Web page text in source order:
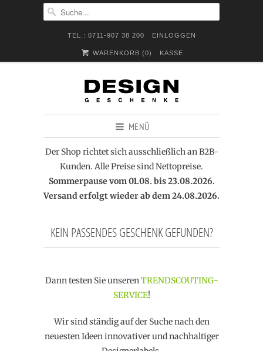
TEL.: 0711-907 38 200 EINLOGGEN
WARENKORB (0) KASSE
MENÜ
Der Shop richtet sich ausschließlich an B2B-
Kunden. Alle Preise sind Nettopreise.
Sommerpause vom 01.08. bis 23.08.2026.
Versand erfolgt wieder ab dem 24.08.2026.
KEIN PASSENDES GESCHENK GEFUNDEN?
Dann testen Sie unserenTRENDSCOUTING-
SERVICE!
Wir sind ständig auf der Suche nach den
neuesten Ideen innovativer und nachhaltiger